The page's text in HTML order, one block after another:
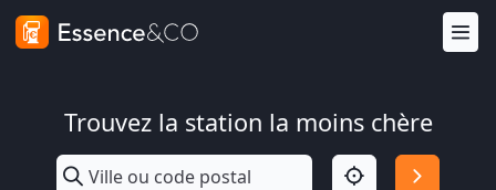
Trouvez la station la moins chère